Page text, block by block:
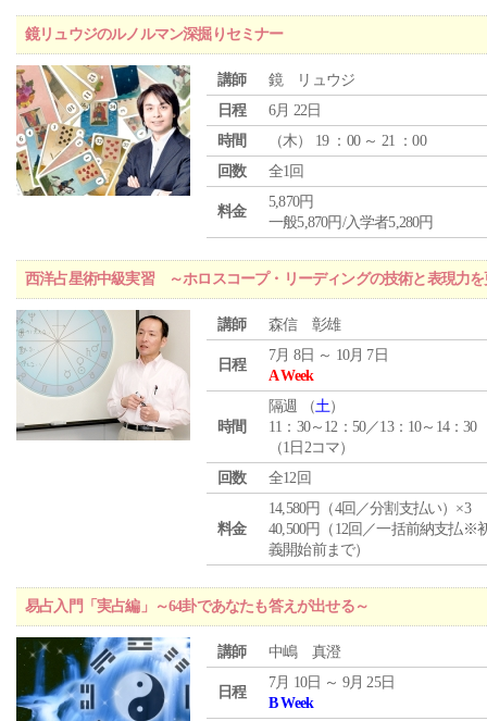
鏡リュウジのルノルマン深掘りセミナー
講師
鏡 リュウジ
日程
6月 22日
時間
（木） 19 ：00 ～ 21 ：00
回数
全1回
料金
5,870円
一般5,870円/入学者5,280円
西洋占星術中級実習 ～ホロスコープ・リーディングの技術と表現力
講師 森信 彰雄
日程
7月 8日 ～ 10月 7日
A Week
時間
隔週 （土）
11：30～12：50／13：10～14：30
（1日2コマ）
回数
全12回
料金
14,580円（4回／分割支払い）×3
40,500円（12回／一括前納支払※
義開始前まで）
易占入門「実占編」～64卦であなたも答えが出せる～
講師 中嶋 真澄
日程
7月 10日 ～ 9月 25日
B Week